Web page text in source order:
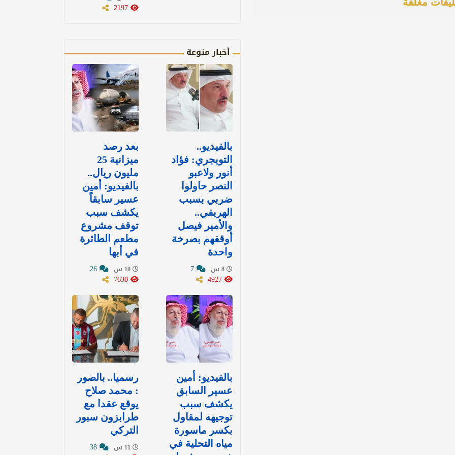
أخبار منوعة
بالفيديو..
التويجري: فؤاد
أنور ولاعبو
النصر حاولوا
ضربي بسبب
الهريفي..
والأمير فيصل
أوقفهم بصرخة
واحدة
بعد رصد
ميزانية 25
مليون ريال..
بالفيديو: أمين
عسير سابقاً
يكشف سبب
توقف مشروع
مطعم الطائرة
في أبها
بالفيديو: أمين
عسير السابق
يكشف سبب
توجيهه لمقاول
بكسر ماسورة
مياه التحلية في
رسميا.. بالصور
: محمد صلاح
يوقع عقدا مع
طرابزون سبور
التركي